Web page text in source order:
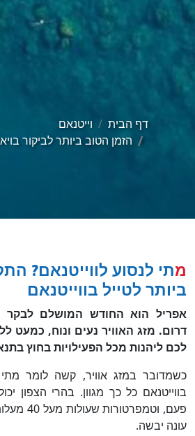
דף הבית וייטנאם
הזמן הטוב ביותר לביקור
מתי לנסוע לווייטנאם? התקופה הטובה
ביותר לטייל בווייטנאם
אפריל הוא החודש המושלם לבקר
דרום. מזג האוויר נעים ונוח,
לכם ליהנות מכל הפעילויות בחוץ
כשמדובר במזג אוויר, קשה לומר
בווייטנאם כל כך מגוון. בהרי הצפון
פעם,
עונה יבשה.